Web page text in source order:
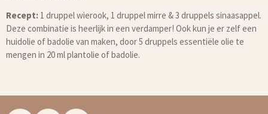
Recept: 1 druppel wierook, 1 druppel mirre & 3 druppels sinaasappel.
Deze combinatie is heerlijk in een verdamper! Ook kun je er zelf een
huidolie of badolie van maken, door 5 druppels essentiële olie te
mengen in 20 ml plantolie of badolie.